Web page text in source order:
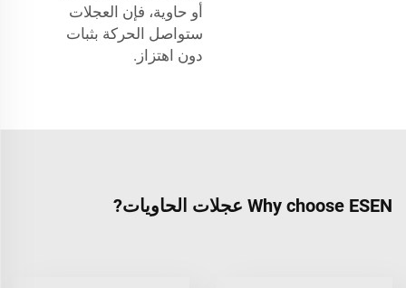
أو حاوية، فإن العجلات
ستواصل الحركة بثبات
دون اهتزاز.
Why choose ESEN عجلات الحاويات?